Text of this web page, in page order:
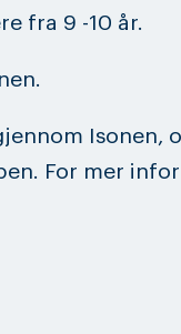
fra 9 -10 år.
Isonen,
For mer